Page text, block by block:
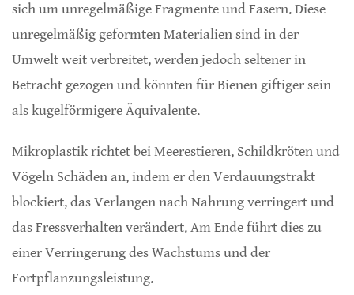
sich um unregelmäßige Fragmente und Fasern. Diese
unregelmäßig geformten Materialien sind in der
Umwelt weit verbreitet, werden jedoch seltener in
Betracht gezogen und könnten für Bienen giftiger sein
als kugelförmigere Äquivalente.
Mikroplastik richtet bei Meerestieren, Schildkröten und
Vögeln Schäden an, indem er den Verdauungstrakt
blockiert, das Verlangen nach Nahrung verringert und
das Fressverhalten verändert. Am Ende führt dies zu
einer Verringerung des Wachstums und der
Fortpflanzungsleistung.